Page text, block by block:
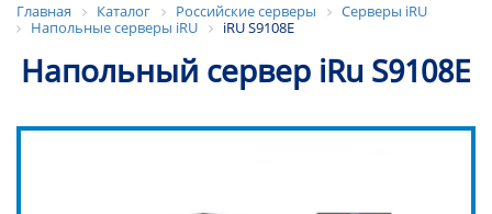
Главная Каталог Российские серверы
Серверы iRU
Напольные серверы iRU
iRU S9108E
Напольный сервер iRu S9108E